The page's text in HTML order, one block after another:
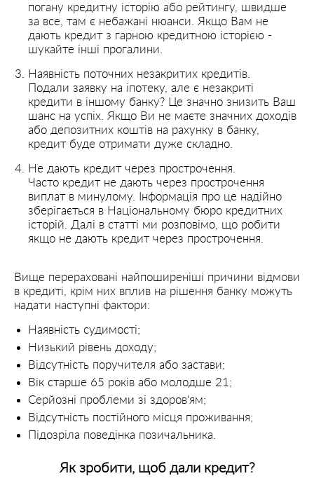
погану кредитну історію або рейтингу, швидше
за все, там є небажані нюанси. Якщо Вам не
дають кредит з гарною кредитною історією -
шукайте інші прогалини.
Наявність поточних незакритих кредитів.
Подали заявку на іпотеку, але є незакриті
кредити в іншому банку? Це значно знизить Ваш
шанс на успіх. Якщо Ви не маєте значних доходів
або депозитних коштів на рахунку в банку,
кредит буде отримати дуже складно.
Не дають кредит через прострочення.
Часто кредит не дають через прострочення
виплат в минулому. Інформація про це надійно
зберігається в Національному бюро кредитних
історій. Далі в статті ми розповімо, що робити
якщо не дають кредит через прострочення.
Вище перераховані найпоширеніші причини відмови
в кредиті, крім них вплив на рішення банку можуть
надати наступні фактори:
Наявність судимості;
Низький рівень доходу;
Відсутність поручителя або застави;
Вік старше 65 років або молодше 21;
Серйозні проблеми зі здоров'ям;
Відсутність постійного місця проживання;
Підозріла поведінка позичальника.
Як зробити, щоб дали кредит?